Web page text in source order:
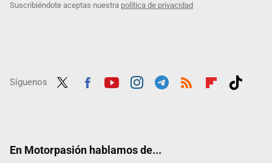
Suscribiéndote aceptas nuestra política de privacidad
Síguenos
En Motorpasión hablamos de...